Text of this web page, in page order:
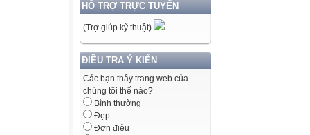
HỖ TRỢ TRỰC TUYẾN
(Trợ giúp kỹ thuật)
ĐIỀU TRA Ý KIẾN
Các bạn thầy trang web của
chúng tôi thế nào?
Bình thường
Đẹp
Đơn điệu